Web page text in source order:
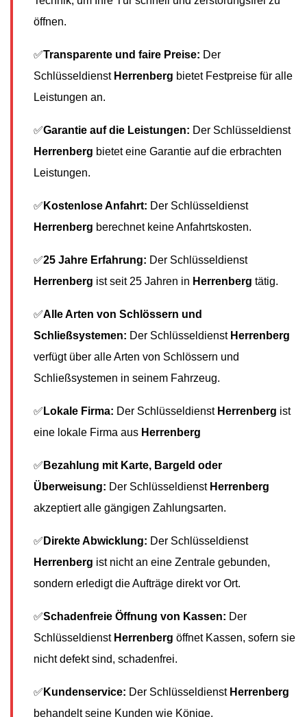
öffnen.
✅Transparente und faire Preise: Der
Schlüsseldienst Herrenberg bietet Festpreise für alle
Leistungen an.
✅Garantie auf die Leistungen: Der Schlüsseldienst
Herrenberg bietet eine Garantie auf die erbrachten
Leistungen.
✅ Kostenlose Anfahrt: Der Schlüsseldienst
Herrenberg berechnet keine Anfahrtskosten.
✅25 Jahre Erfahrung: Der Schlüsseldienst
Herrenberg ist seit 25 Jahren in Herrenberg tätig.
✅Alle Arten von Schlössern und
Schließsystemen: Der Schlüsseldienst Herrenberg
verfügt über alle Arten von Schlössern und
Schließsystemen in seinem Fahrzeug.
✅ Lokale Firma: Der Schlüsseldienst Herrenberg ist
eine lokale Firma aus Herrenberg
✅ Bezahlung mit Karte, Bargeld oder
Überweisung: Der Schlüsseldienst Herrenberg
akzeptiert alle gängigen Zahlungsarten.
✅ Direkte Abwicklung: Der Schlüsseldienst
Herrenberg ist nicht an eine Zentrale gebunden,
sondern erledigt die Aufträge direkt vor Ort.
✅Schadenfreie Öffnung von Kassen: Der
Schlüsseldienst Herrenberg öffnet Kassen, sofern sie
nicht defekt sind, schadenfrei.
✅ Kundenservice: Der Schlüsseldienst Herrenberg
behandelt seine Kunden wie Könige.